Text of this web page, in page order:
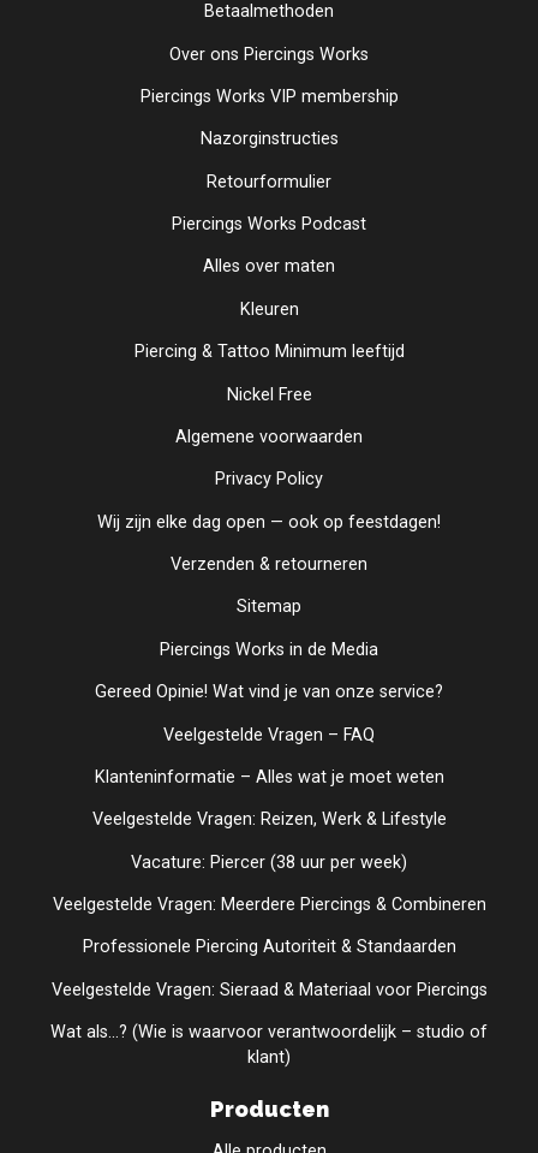
Betaalmethoden
Over ons Piercings Works
Piercings Works VIP membership
Nazorginstructies
Retourformulier
Piercings Works Podcast
Alles over maten
Kleuren
Piercing & Tattoo Minimum leeftijd
Nickel Free
Algemene voorwaarden
Privacy Policy
Wij zijn elke dag open — ook op feestdagen!
Verzenden & retourneren
Sitemap
Piercings Works in de Media
Gereed Opinie! Wat vind je van onze service?
Veelgestelde Vragen – FAQ
Klanteninformatie – Alles wat je moet weten
Veelgestelde Vragen: Reizen, Werk & Lifestyle
Vacature: Piercer (38 uur per week)
Veelgestelde Vragen: Meerdere Piercings & Combineren
Professionele Piercing Autoriteit & Standaarden
Veelgestelde Vragen: Sieraad & Materiaal voor Piercings
Wat als...? (Wie is waarvoor verantwoordelijk – studio of
klant)
Producten